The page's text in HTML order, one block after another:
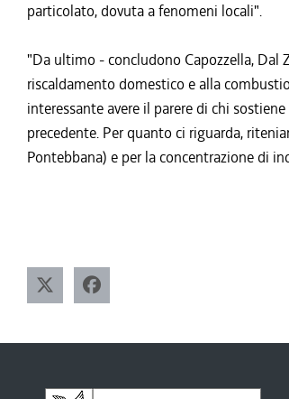
particolato, dovuta a fenomeni locali".
"Da ultimo - concludono Capozzella, Dal
riscaldamento domestico e alla
interessante avere il parere di chi
precedente. Per quanto ci riguarda,
Pontebbana) e per la concentrazione di